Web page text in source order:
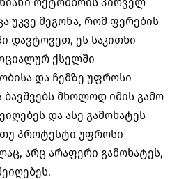
უკვე მეგონა, რომ ფერების
დავტოვეთ, ეს საკითხი
ქსელში
და ჩემზე უფროსი
ბავშვებს მხოლოდ იმის გამო
და ასე გამოხატეს
პროტესტი უფროსი
არც არაფერი გამოხატეს,